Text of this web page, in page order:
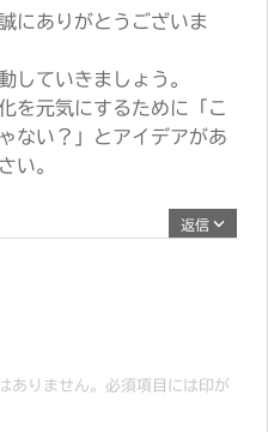
にありがとうございま
していきましょう。
を元気にするために「こ
ない？」とアイデアがあ
い。
返信
ありません。必須項目には印が